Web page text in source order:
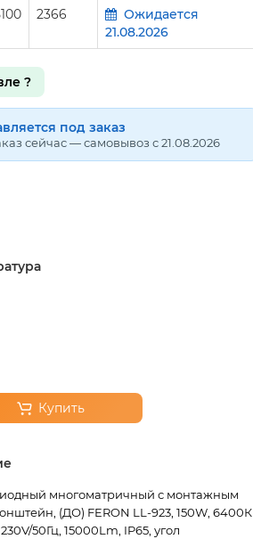
2366
Ожидается
21.08.2026
?
под заказ
сейчас — самовывоз с 21.08.2026
Купить
многоматричный с монтажным
(ДО) FERON LL-923, 150W, 6400К
50Гц, 15000Lm, IP65, угол